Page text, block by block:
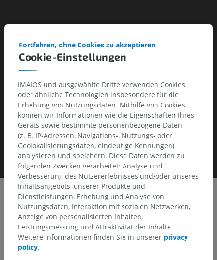
Clinical Case Channel IMAIOS
Album: Interventional
Cookie-Einstellungen
Fortfahren, ohne Cookies zu akzeptieren
IMAIOS und ausgewählte Dritte verwenden Cookies
oder ähnliche Technologien insbesondere für die
Erhebung von Nutzungsdaten. Mithilfe von Cookies
können wir Informationen wie die Eigenschaften Ihres
Geräts sowie bestimmte personenbezogene Daten
(z. B. IP-Adressen, Navigations-, Nutzungs- oder
Geolokalisierungsdaten, eindeutige Kennungen)
analysieren und speichern. Diese Daten werden zu
folgenden Zwecken verarbeitet: Analyse und
Verbesserung des Nutzererlebnisses und/oder unseres
Inhaltsangebots, unserer Produkte und
Dienstleistungen, Erhebung und Analyse von
Nutzungsdaten, Interaktion mit sozialen Netzwerken,
Anzeige von personalisierten Inhalten,
Leistungsmessung und Attraktivität der Inhalte.
Weitere Informationen finden Sie in unserer privacy
policy.